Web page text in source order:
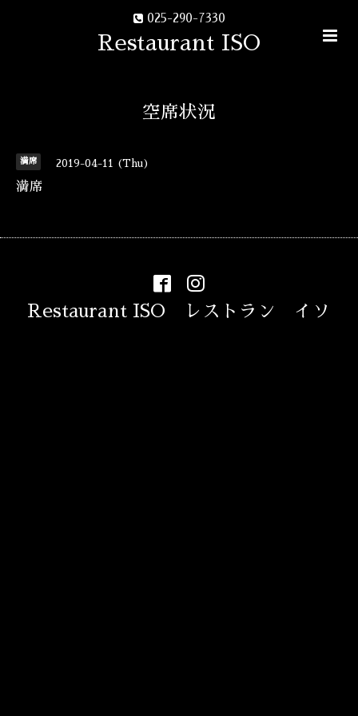
025-290-7330
Restaurant ISO
空席状況
満席 2019-04-11 (Thu)
満席
Restaurant ISO レストラン イソ